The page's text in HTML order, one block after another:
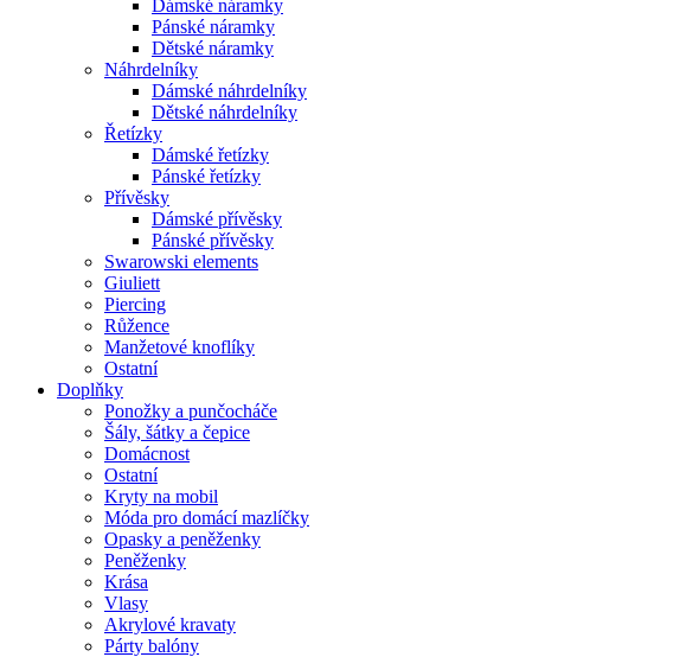
Dámské náramky
Pánské náramky
Dětské náramky
Náhrdelníky
Dámské náhrdelníky
Dětské náhrdelníky
Řetízky
Dámské řetízky
Pánské řetízky
Přívěsky
Dámské přívěsky
Pánské přívěsky
Swarowski elements
Giuliett
Piercing
Růžence
Manžetové knoflíky
Ostatní
Doplňky
Ponožky a punčocháče
Šály, šátky a čepice
Domácnost
Ostatní
Kryty na mobil
Móda pro domácí mazlíčky
Opasky a peněženky
Peněženky
Krása
Vlasy
Akrylové kravaty
Párty balóny